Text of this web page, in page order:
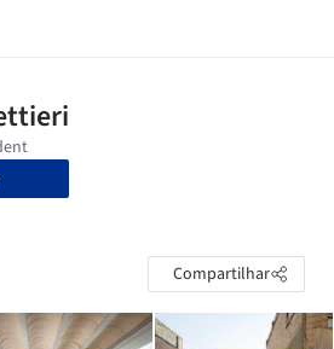
Compartilhar